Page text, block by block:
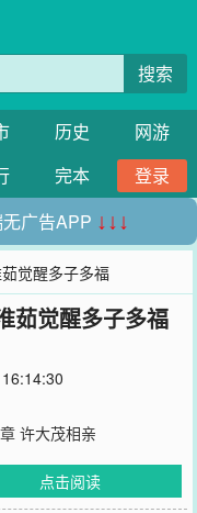
搜索
历史
网游
完本
登录
广告APP ↓↓↓
觉醒多子多福
茹觉醒多子多福
许大茂相亲
点击阅读